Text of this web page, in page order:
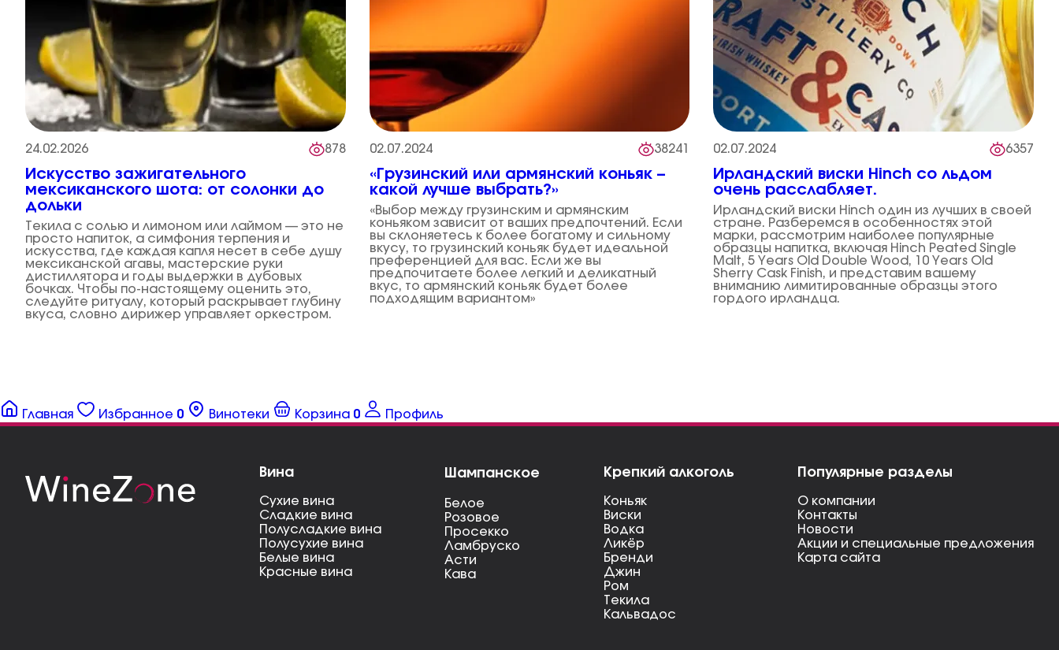
24.02.2026 878
Искусство зажигательного
мексиканского шота: от солонки до
дольки
Текила с солью и лимоном или лаймом — это не
просто напиток, а симфония терпения и
искусства, где каждая капля несет в себе душу
мексиканской агавы, мастерские руки
дистиллятора и годы выдержки в дубовых
бочках. Чтобы по-настоящему оценить это,
следуйте ритуалу, который раскрывает глубину
вкуса, словно дирижер управляет оркестром.
02.07.2024 38241
«Грузинский или армянский коньяк –
какой лучше выбрать?»
«Выбор между грузинским и армянским
коньяком зависит от ваших предпочтений. Если
вы склоняетесь к более богатому и сильному
вкусу, то грузинский коньяк будет идеальной
преференцией для вас. Если же вы
предпочитаете более легкий и деликатный
вкус, то армянский коньяк будет более
подходящим вариантом»
02.07.2024 6357
Ирландский виски Hinch со льдом
очень расслабляет.
Ирландский виски Hinch один из лучших в своей
стране. Разберемся в особенностях этой
марки, рассмотрим наиболее популярные
образцы напитка, включая Hinch Peated Single
Malt, 5 Years Old Double Wood, 10 Years Old
Sherry Cask Finish, и представим вашему
вниманию лимитированные образцы этого
гордого ирландца.
Главная Избранное 0 Винотеки Корзина 0 Профиль
Вина
Сухие вина
Сладкие вина
Полусладкие вина
Полусухие вина
Белые вина
Красные вина
Шампанское
Белое
Розовое
Просекко
Ламбруско
Асти
Кава
Крепкий алкоголь
Коньяк
Виски
Водка
Ликёр
Бренди
Джин
Ром
Текила
Кальвадос
Популярные разделы
О компании
Контакты
Новости
Акции и специальные предложения
Карта сайта